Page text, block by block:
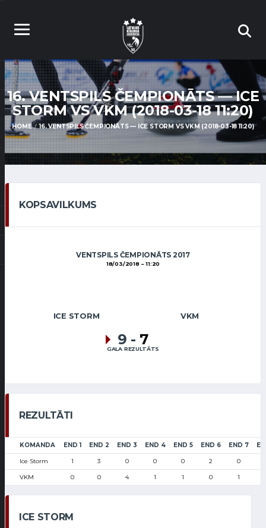
16. VENTSPILS ČEMPIONĀTS — ICE
STORM VS VKM (2018-03-18 11:20)
HOME 16. VENTSPILS ČEMPIONĀTS — ICE STORM VS VKM (2018-03-18 11:20)
KOPSAVILKUMS
VENTSPILS ČEMPIONĀTS 2017
18/03/2018 11:20
ICE STORM VKM
9 - 7
GALA REZULTĀTS
REZULTĀTI
KOMANDA END 1 END 2 END 3 END 4 END 5 END 6 END 7
Ice Storm 1 3 0 0 0 2 0
VKM 0 0 4 1 1 0 1
ICE STORM